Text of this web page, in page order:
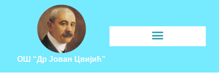
ОШ “Др Јован Цвијић”